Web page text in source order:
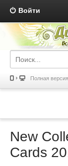
Войти
Полная
New
Cards